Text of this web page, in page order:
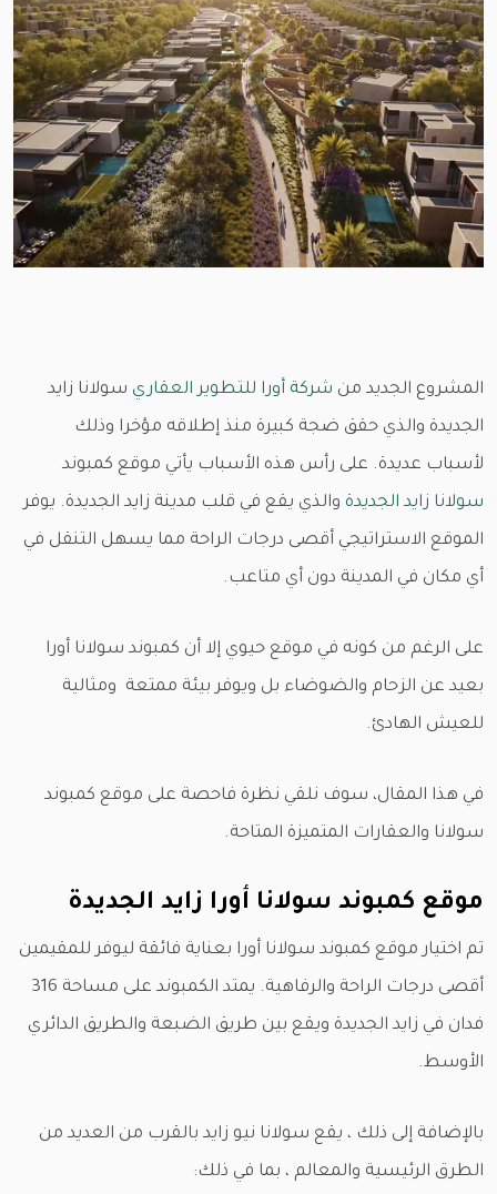
المشروع الجديد من شركة أورا للتطوير العقاري سولانا زايد
الجديدة والذي حقق ضجة كبيرة منذ إطلاقه مؤخرا وذلك
لأسباب عديدة. على رأس هذه الأسباب يأتي موقع كمبوند
سولانا زايد الجديدة والذي يقع في قلب مدينة زايد الجديدة. يوفر
الموقع الاستراتيجي أقصى درجات الراحة مما يسهل التنقل في
أي مكان في المدينة دون أي متاعب.
على الرغم من كونه في موقع حيوي إلا أن كمبوند سولانا أورا
بعيد عن الزحام والضوضاء بل ويوفر بيئة ممتعة ومثالية
للعيش الهادئ.
في هذا المقال، سوف نلقي نظرة فاحصة على موقع كمبوند
سولانا والعقارات المتميزة المتاحة.
موقع كمبوند سولانا أورا زايد الجديدة
تم اختيار موقع كمبوند سولانا أورا بعناية فائقة ليوفر للمقيمين
أقصى درجات الراحة والرفاهية. يمتد الكمبوند على مساحة 316
فدان في زايد الجديدة ويقع بين طريق الضبعة والطريق الدائري
الأوسط.
بالإضافة إلى ذلك ، يقع سولانا نيو زايد بالقرب من العديد من
الطرق الرئيسية والمعالم ، بما في ذلك: